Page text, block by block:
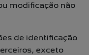
modificação não
de identificação
exceto